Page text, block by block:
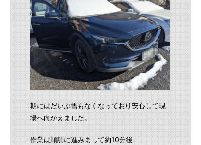
朝にはだいぶ雪もなくなっており安心して現
場へ向かえました。
作業は順調に進みまして約10分後